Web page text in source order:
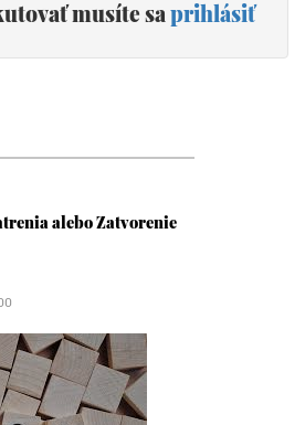
musíte saprihlásiť
alebo Zatvorenie